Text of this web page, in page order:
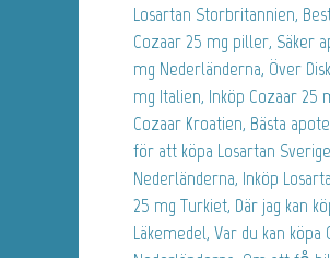
Losartan Storbritannien,
Cozaar 25 mg piller, Säker
mg Nederländerna, Över
mg Italien, Inköp Cozaar 25
Cozaar Kroatien, Bästa
för att köpa Losartan
Nederländerna, Inköp
25 mg Turkiet, Där jag kan
Läkemedel, Var du kan